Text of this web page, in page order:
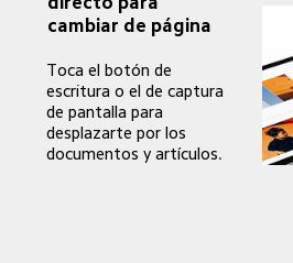
cambiar de página
Toca el botón de
escritura o el de captura
de pantalla para
desplazarte por los
documentos y artículos.